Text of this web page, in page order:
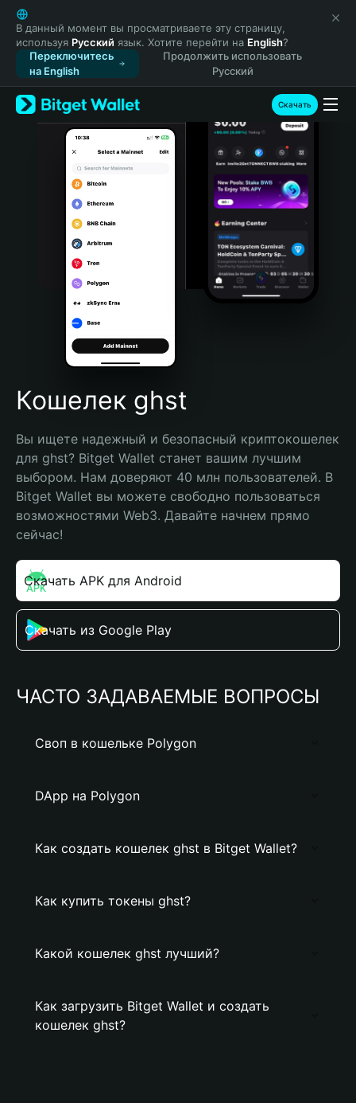
English
日本語
Tiếng Việt
Русский
Español (Latinoamérica)
Türkçe
Italiano
Português (Portugal)
Bahasa Indonesia
Português (Brasil)
Español (Argentina)
В данный момент вы просматриваете эту страницу,
используя Русский язык. Хотите перейти на English?
Переключитесь
на English
Продолжить использовать
Русский
Скачать
Кошелек ghst
Вы ищете надежный и безопасный криптокошелек
для ghst? Bitget Wallet станет вашим лучшим
выбором. Нам доверяют 40 млн пользователей. В
Bitget Wallet вы можете свободно пользоваться
возможностями Web3. Давайте начнем прямо
сейчас!
Скачать APK для Android
Скачать из Google Play
ЧАСТО ЗАДАВАЕМЫЕ ВОПРОСЫ
Своп в кошельке Polygon
DApp на Polygon
Как создать кошелек ghst в Bitget Wallet?
Как купить токены ghst?
Какой кошелек ghst лучший?
Как загрузить Bitget Wallet и создать
кошелек ghst?